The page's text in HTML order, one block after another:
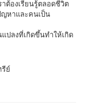
ต้องเรียนรู้ตลอดชีวิต
ญหาและคนเป็น
แปลงที่เกิดขึ้นทำให้เกิด